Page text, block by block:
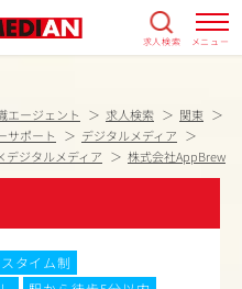
求人検索 メニュー
エージェント 求人検索
関東
サポート
デジタルメディア
ジタルメディア
株式会社AppBrew
タイム制